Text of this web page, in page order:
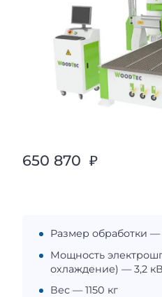
650 870 ₽
Размер обработки —
Мощность
охлаждение) — 3,2
Вес — 1150 кг